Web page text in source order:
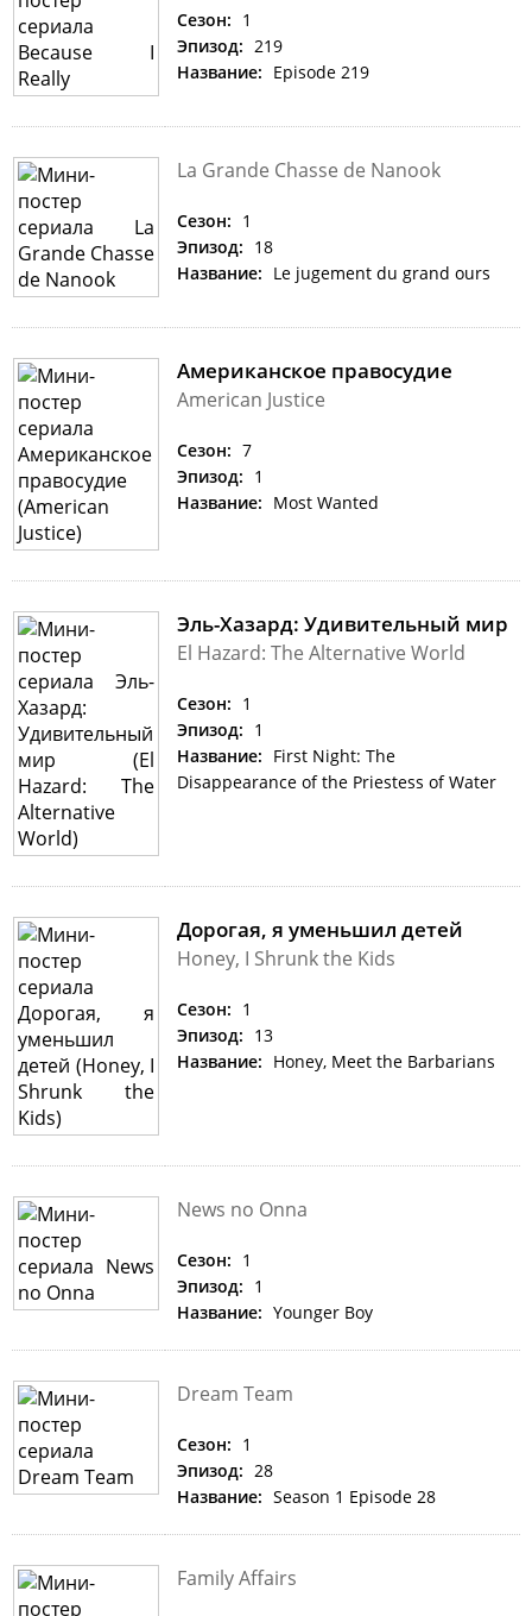
Сезон: 1
Эпизод: 219
Название: Episode 219
La Grande Chasse de Nanook
Сезон: 1
Эпизод: 18
Название: Le jugement du grand ours
Американское правосудие
American Justice
Сезон: 7
Эпизод: 1
Название: Most Wanted
Эль-Хазард: Удивительный мир
El Hazard: The Alternative World
Сезон: 1
Эпизод: 1
Название: First Night: The
Disappearance of the Priestess of Water
Дорогая, я уменьшил детей
Honey, I Shrunk the Kids
Сезон: 1
Эпизод: 13
Название: Honey, Meet the Barbarians
News no Onna
Сезон: 1
Эпизод: 1
Название: Younger Boy
Dream Team
Сезон: 1
Эпизод: 28
Название: Season 1 Episode 28
Family Affairs